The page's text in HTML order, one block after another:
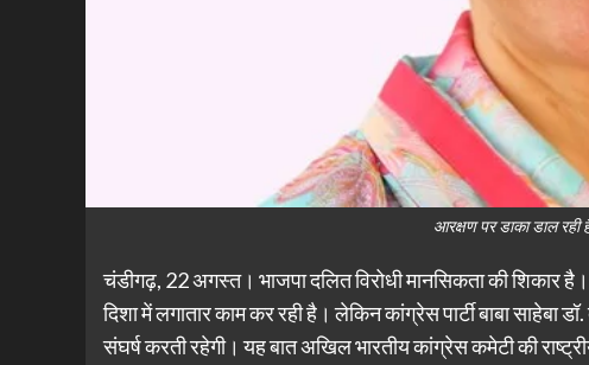
आरक्षण पर डाका डाल
चंडीगढ़, 22 अगस्त। भाजपा दलित विरोधी मानसिकता की शिकार
दिशा में लगातार काम कर रही है। लेकिन कांग्रेस पार्टी बाबा साहेबा
संघर्ष करती रहेगी। यह बात अखिल भारतीय कांग्रेस कमेटी की